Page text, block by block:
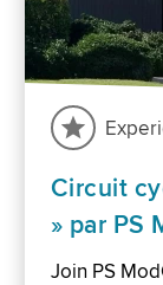
Circuit
» par PS
Join PS